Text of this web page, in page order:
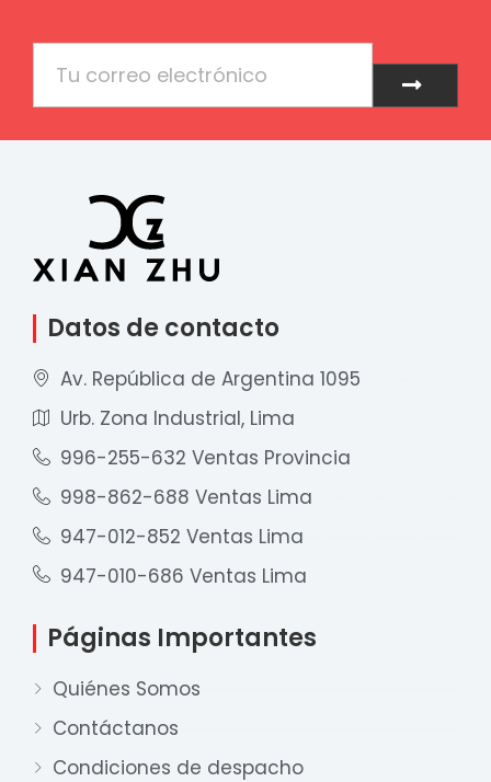
Enviar
Datos de contacto
Av. República de Argentina 1095
Urb. Zona Industrial, Lima
996-255-632 Ventas Provincia
998-862-688 Ventas Lima
947-012-852 Ventas Lima
947-010-686 Ventas Lima
Páginas Importantes
Quiénes Somos
Contáctanos
Condiciones de despacho